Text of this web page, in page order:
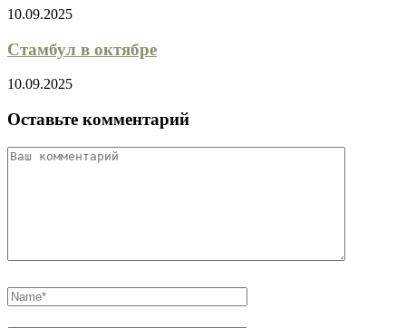
10.09.2025
Стамбул в октябре
10.09.2025
Оставьте комментарий